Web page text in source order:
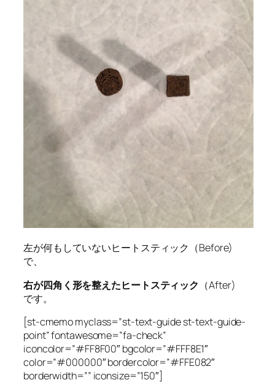
左が何もしていないヒートスティック（Before)
で、
右が四角く形を整えたヒートスティック （After)
です。
[st-cmemo myclass=”st-text-guide st-text-guide-
point” fontawesome=”fa-check”
iconcolor=”#FF8F00″ bgcolor=”#FFF8E1″
color=”#000000″ bordercolor=”#FFE082″
borderwidth=”” iconsize=”150″]